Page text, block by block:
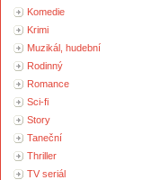
Komedie
Krimi
Muzikál, hudební
Rodinný
Romance
Sci-fi
Story
Taneční
Thriller
TV seriál